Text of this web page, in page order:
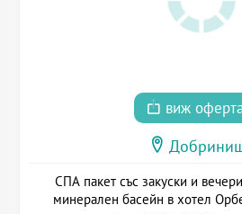
виж
СПА пакет със закуски и
минерален басейн в хотел